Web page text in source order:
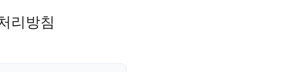
리방침